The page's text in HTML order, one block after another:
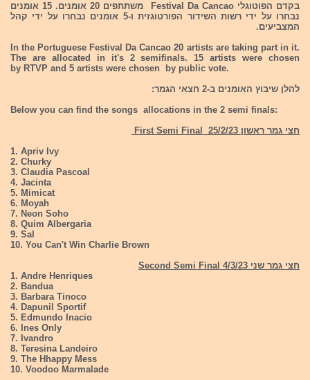
בקדם הפוטוגלי Festival Da Cancao משתתפים 20 אומנים. 15 אומנים
נבחרו על ידי רשות השידור הפורטוגזית ו-5 אומנים נבחרו על ידי קהל
המצביעים.
In the Portuguese Festival Da Cancao 20 artists are taking part in it.
The are allocated in it's 2 semifinals. 15 artists were chosen
by RTVP and 5 artists were chosen by public vote.
להלן שיבוץ האומנים ב-2 חצאי הגמר:
Below you can find the songs allocations in the 2 semi finals:
חצי גמר ראשון 25/2/23 First Semi Final
1. Apriv Ivy
2. Churky
3. Claudia Pascoal
4. Jacinta
5. Mimicat
6. Moyah
7. Neon Soho
8. Quim Albergaria
9. Sal
10. You Can't Win Charlie Brown
חצי גמר שני 4/3/23 Second Semi Final
1. Andre Henriques
2. Bandua
3. Barbara Tinoco
4. Dapunil Sportif
5. Edmundo Inacio
6. Ines Only
7. Ivandro
8. Teresina Landeiro
9. The Hhappy Mess
10. Voodoo Marmalade